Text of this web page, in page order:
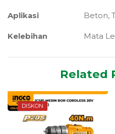
Aplikasi Beton,
Kelebihan Mata
Related
DISKON